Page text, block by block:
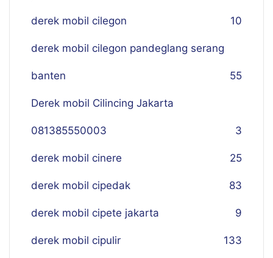
derek mobil cilegon 10
derek mobil cilegon pandeglang serang
banten 55
Derek mobil Cilincing Jakarta
081385550003 3
derek mobil cinere 25
derek mobil cipedak 83
derek mobil cipete jakarta 9
derek mobil cipulir 133